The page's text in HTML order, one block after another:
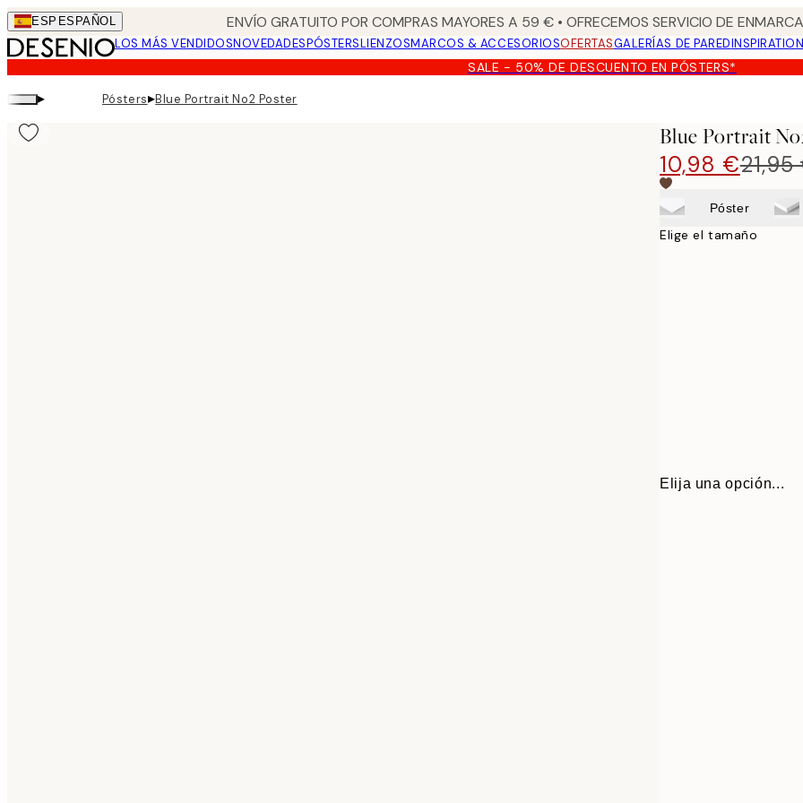
Skip
to
main
content.
ESP ESPAÑOL ENVÍO GRATUITO POR COMPRAS MAYORES A 59 € • OFRECEMOS SERVICIO DE
LOS MÁS VENDIDOSNOVEDADESPÓSTERSLIENZOSMARCOS & ACCESORIOSOFERTASGALERÍAS DE PARED
SALE - 50% DE DESCUENTO EN PÓSTERS*
▸ Pósters▸Blue Portrait No2 Poster
Blue Portrait
10,98 €
Póster
Elige el tamaño
Elija una opción...